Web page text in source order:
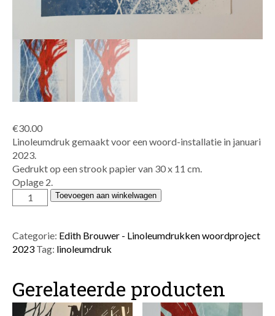
€30.00
Linoleumdruk gemaakt voor een woord-installatie in januari
2023.
Gedrukt op een strook papier van 30 x 11 cm.
Oplage 2.
Edith
Brouwer
midzomernacht
aantal
Toevoegen aan winkelwagen
Categorie: Edith Brouwer - Linoleumdrukken woordproject
2023 Tag: linoleumdruk
Gerelateerde producten